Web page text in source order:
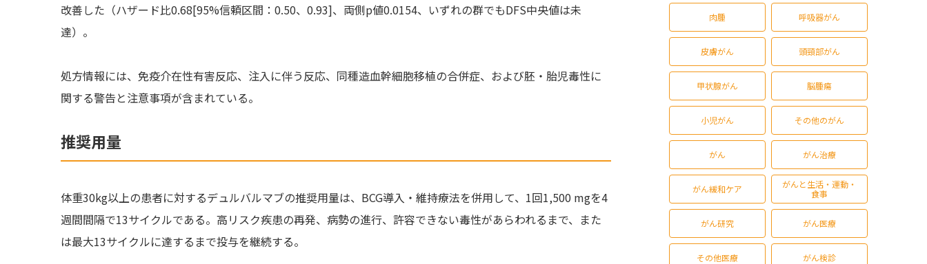
改善した（ハザード比0.68[95%信頼区間：0.50、0.93]、両側p値0.0154、いずれの群でもDFS中央値は未
達）。
処方情報には、免疫介在性有害反応、注入に伴う反応、同種造血幹細胞移植の合併症、および胚・胎児毒性に
関する警告と注意事項が含まれている。
推奨用量
体重30kg以上の患者に対するデュルバルマブの推奨用量は、BCG導入・維持療法を併用して、1回1,500 mgを4
週間間隔で13サイクルである。高リスク疾患の再発、病勢の進行、許容できない毒性があらわれるまで、また
は最大13サイクルに達するまで投与を継続する。
肉腫 呼吸器がん
皮膚がん 頭頸部がん
甲状腺がん 脳腫瘍
小児がん その他のがん
がん がん治療
がん緩和ケア
がんと生活・運動・
食事
がん研究 がん医療
その他医療 がん検診